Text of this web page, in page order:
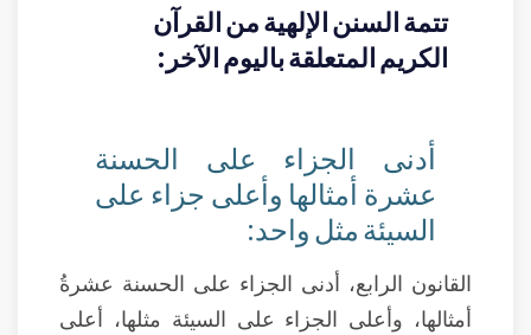
تتمة السنن الإلهية من القرآن
الكريم المتعلقة باليوم الآخر:
أدنى الجزاء على الحسنة
عشرة أمثالها وأعلى جزاء على
السيئة مثل واحد:
القانون الرابع، أدنى الجزاء على الحسنة عشرةُ
أمثالها، وأعلى الجزاء على السيئة مثلها، أعلى